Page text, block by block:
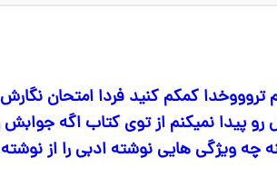
تروووخدا کمکم کنید فردا امتحان
نمیکنم از توی کتاب اگه جوابش
ویژگی هایی نوشته ادبی را از نوشته